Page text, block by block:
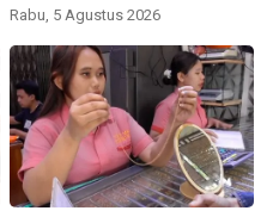
Rabu, 5 Agustus 2026